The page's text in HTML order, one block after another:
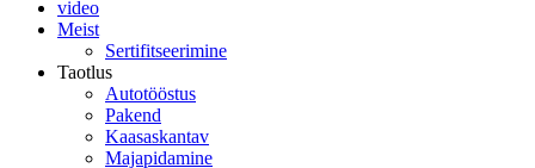
video
Meist
Sertifitseerimine
Taotlus
Autotööstus
Pakend
Kaasaskantav
Majapidamine